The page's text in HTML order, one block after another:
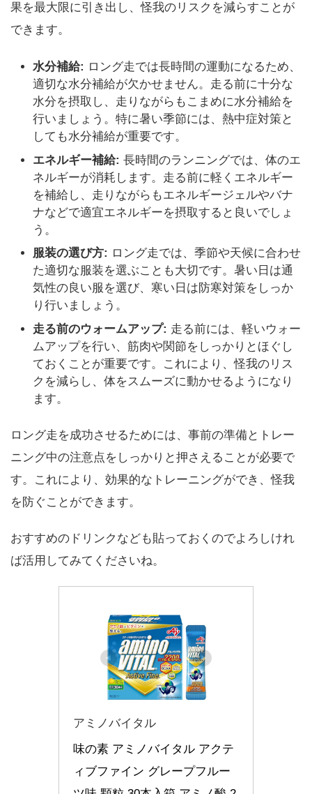
果を最大限に引き出し、怪我のリスクを減らすことが
できます。
水分補給: ロング走では長時間の運動になるため、
適切な水分補給が欠かせません。走る前に十分な
水分を摂取し、走りながらもこまめに水分補給を
行いましょう。特に暑い季節には、熱中症対策と
しても水分補給が重要です。
エネルギー補給: 長時間のランニングでは、体のエ
ネルギーが消耗します。走る前に軽くエネルギー
を補給し、走りながらもエネルギージェルやバナ
ナなどで適宜エネルギーを摂取すると良いでしょ
う。
服装の選び方: ロング走では、季節や天候に合わせ
た適切な服装を選ぶことも大切です。暑い日は通
気性の良い服を選び、寒い日は防寒対策をしっか
り行いましょう。
走る前のウォームアップ: 走る前には、軽いウォー
ムアップを行い、筋肉や関節をしっかりとほぐし
ておくことが重要です。これにより、怪我のリス
クを減らし、体をスムーズに動かせるようになり
ます。
ロング走を成功させるためには、事前の準備とトレー
ニング中の注意点をしっかりと押さえることが必要で
す。これにより、効果的なトレーニングができ、怪我
を防ぐことができます。
おすすめのドリンクなども貼っておくのでよろしけれ
ば活用してみてくださいね。
アミノバイタル
味の素 アミノバイタル アクテ
ィブファイン グレープフルー